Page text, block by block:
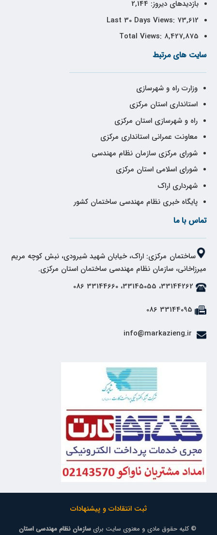
بازدیدهای دیروز: 2,144
Last 30 Days Views: 73,612
Total Views: 8,427,875
سایت های مرتبط
وزارت راه و شهرسازی
استانداری استان مرکزی
راه و شهرسازی استان مرکزی
معاونت عمرانی استانداری مرکزی
شورای مرکزی سازمان نظام مهندسی
شورای اسلامی استان مرکزی
شهرداری اراک
پایگاه خبری نظام مهندسی ساختمان کشور
تماس با ما
ساختمان مرکزی: اراک، خیابان شهید شیرودی، نبش کوچه مریم
میرزاخانی، سازمان نظام مهندسی ساختمان استان مرکزی.
33144262، 33145055، 33144660 086
33144095 086
ثبت انتقادات و پیشنهادات
© کلیه حقوق مادی و معنوی سایت برایسازمان نظام مهندسی استان